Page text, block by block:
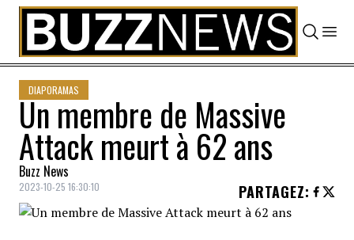
Skip to content
DIAPORAMAS
Un membre de Massive
Attack meurt à 62 ans
Buzz News
2023-10-25 16:30:10 PARTAGEZ: